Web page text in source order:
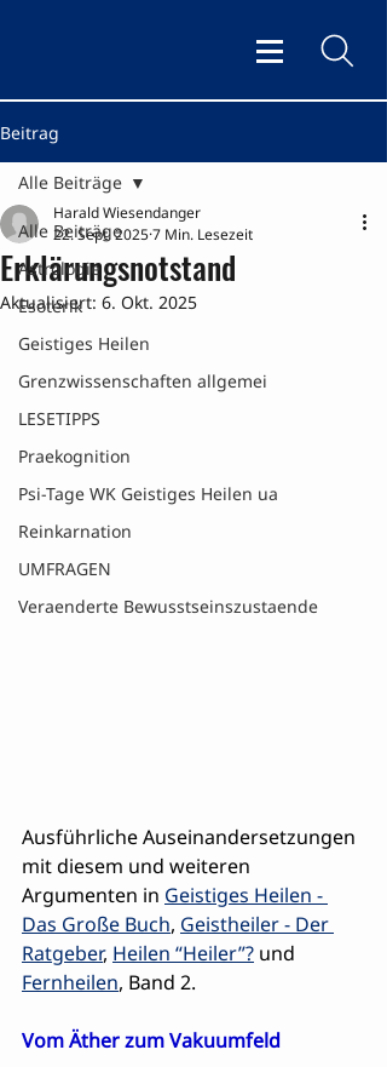
Beitrag
Alle Beiträge
Astrologie
Esoterik
Geistiges Heilen
Grenzwissenschaften allgemei
LESETIPPS
Praekognition
Psi-Tage WK Geistiges Heilen ua
Reinkarnation
UMFRAGEN
Veraenderte Bewusstseinszustaende
Alle Beiträge
Erklärungsnotstand
Harald Wiesendanger
22. Sept. 20257 Min. Lesezeit
Aktualisiert: 6. Okt. 2025
Ausführliche Auseinandersetzungen
mit diesem und weiteren
Argumenten in Geistiges Heilen -
Das Große Buch, Geistheiler - Der
Ratgeber, Heilen “Heiler”? und
Fernheilen, Band 2.
Vom Äther zum Vakuumfeld